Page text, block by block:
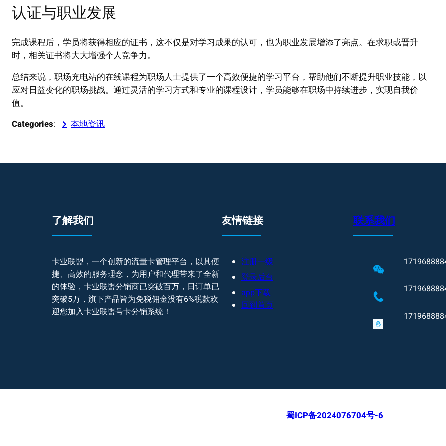
认证与职业发展
完成课程后，学员将获得相应的证书，这不仅是对学习成果的认可，也为职业发展增添了亮点。在求职或晋升
时，相关证书将大大增强个人竞争力。
总结来说，职场充电站的在线课程为职场人士提供了一个高效便捷的学习平台，帮助他们不断提升职业技能，以
应对日益变化的职场挑战。通过灵活的学习方式和专业的课程设计，学员能够在职场中持续进步，实现自我价
值。
Categories: 本地资讯
了解我们
卡业联盟，一个创新的流量卡管理平台，以其便
捷、高效的服务理念，为用户和代理带来了全新
的体验，卡业联盟分销商已突破百万，日订单已
突破5万，旗下产品皆为免税佣金没有6%税款欢
迎您加入卡业联盟号卡分销系统！
友情链接
注册一级
登录后台
app下载
回到首页
联系我们
蜀ICP备2024076704号-6